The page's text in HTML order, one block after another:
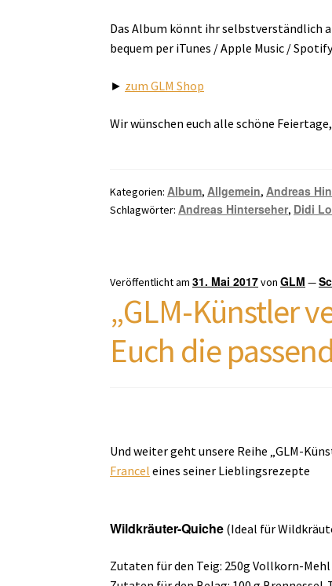
Das Album könnt ihr selbstverständlich
bequem per iTunes / Apple Music /
► zum GLM Shop
Wir wünschen euch alle schöne
Kategorien:Album,Allgemein,Andreas
Schlagwörter:Andreas Hinterseher, Didi
Veröffentlicht am31. Mai 2017vonGLM —
„GLM-Künstler
Euch die
Und weiter geht unsere Reihe „GLM-
Francel eines seiner Lieblingsrezepte
Wildkräuter-Quiche (Ideal für
Zutaten für den Teig: 250g Vollkorn-